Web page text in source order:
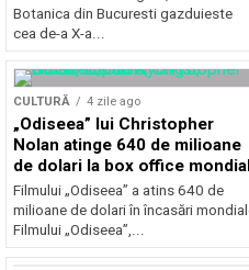
august, la Gradina Botanica din
Bucuresti
Botanica din Bucuresti gazduieste
cea de-a X-a...
CULTURĂ 4 zile ago
„Odiseea” lui Christopher
Nolan atinge 640 de milioane
de dolari la box office
Filmului „Odiseea” a atins 640 de
milioane de dolari în încasări
Filmului „Odiseea”,...